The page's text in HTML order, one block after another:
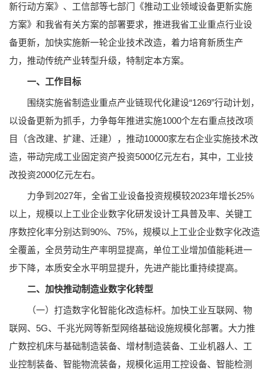
新行动方案》、工信部等七部门《推动工业领域设备更新实施
方案》和我省有关方案的部署要求，推进我省工业重点行业设
备更新，加快实施新一轮企业技术改造，着力培育新质生产
力，推动传统产业转型升级，特制定本方案。
一、工作目标
围绕实施省制造业重点产业链现代化建设“1269”行动计划，
以设备更新为抓手，力争每年推进实施1000个左右重点技改项
目（含改建、扩建、迁建），推动10000家左右企业实施技术改
造，带动完成工业固定资产投资5000亿元左右，其中，工业技
改投资2000亿元左右。
力争到2027年，全省工业设备投资规模较2023年增长25%
以上，规模以上工业企业数字化研发设计工具普及率、关键工
序数控化率分别达到90%、75%，规模以上工业企业数字化改造
全覆盖，全员劳动生产率明显提高，单位工业增加值能耗进一
步下降，本质安全水平明显提升，先进产能比重持续提高。
二、加快推动制造业数字化转型
（一）打造数字化智能化改造标杆。加快工业互联网、物
联网、5G、千兆光网等新型网络基础设施规模化部署。大力推
广数控机床与基础制造装备、增材制造装备、工业机器人、工
业控制装备、智能物流装备，规模化运用工控设备、智能检测